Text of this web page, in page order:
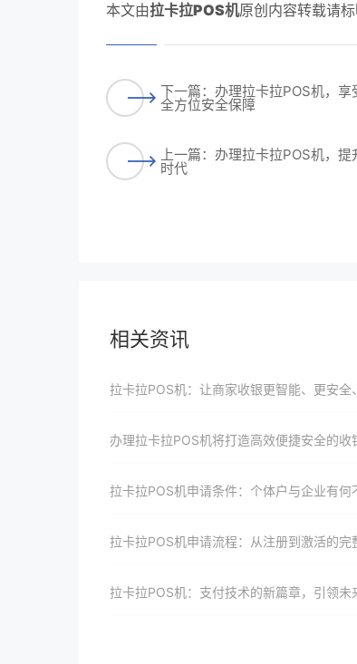
本文由拉卡拉POS机原创内容转载请
下一篇：办理拉卡拉POS机，
全方位安全保障
上一篇：办理拉卡拉POS机，
时代
相关资讯
拉卡拉POS机：让商家收银更智能、更安全
办理拉卡拉POS机将打造高效便捷安全的收银系统以提升商家收银效率、品牌形象与顾客支付体验
拉卡拉POS机申请条件：个体户与企业有何
拉卡拉POS机申请流程：从注册到激活的完
拉卡拉POS机：支付技术的新篇章，引领未